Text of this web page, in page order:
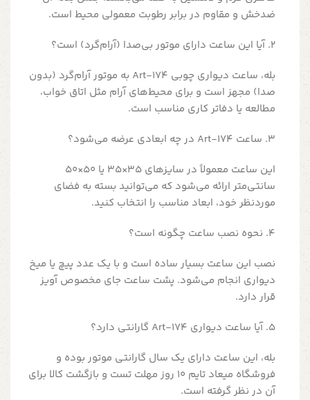
ضدخش و مقاوم در برابر رطوبت معمولی محیط است.
2. آیا این ساعت دارای موتور بی‌صدا (آرام‌گرد) است؟
بله، ساعت دیواری چوبی Art-174 به موتور آرام‌گرد (بدون
صدا) مجهز است و برای محیط‌های آرام مثل اتاق خواب،
مطالعه یا دفاتر کاری مناسب است.
3. ساعت Art-174 در چه ابعادی عرضه می‌شود؟
این ساعت معمولاً در سایزهای 35×35 یا 50×50
سانتی‌متر ارائه می‌شود که می‌توانید بسته به فضای
موردنظر خود، ابعاد مناسب را انتخاب کنید.
4. نحوه نصب ساعت چگونه است؟
نصب این ساعت بسیار ساده است و با یک عدد پیچ یا میخ
دیواری انجام می‌شود. پشت ساعت جای مخصوص آویز
قرار دارد.
5. آیا ساعت دیواری Art-174 گارانتی دارد؟
بله، این ساعت دارای یک سال گارانتی موتور بوده و
فروشگاه میعاد تایم 10 روز مهلت تست و بازگشت کالا برای
آن در نظر گرفته است.